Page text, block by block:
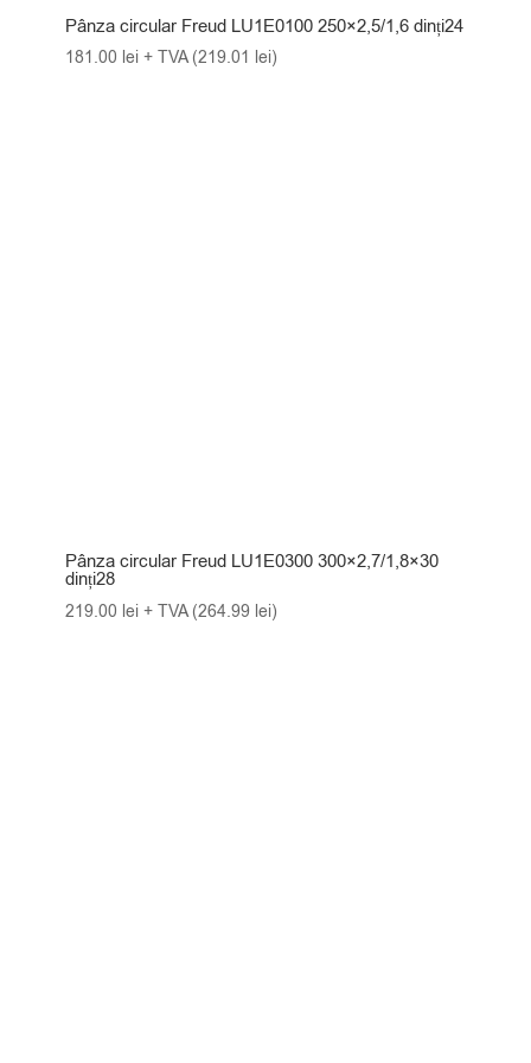
Pânza circular Freud LU1E0100 250×2,5/1,6 dinți24
181.00 lei + TVA (219.01 lei)
Pânza circular Freud LU1E0300 300×2,7/1,8×30
dinți28
219.00 lei + TVA (264.99 lei)